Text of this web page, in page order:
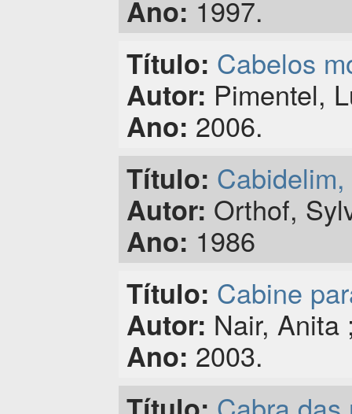
Ano: 1997.
Título: Cabelos
Autor: Pimentel,
Ano: 2006.
Título:
Autor: Orthof,
Ano: 1986
Título: Cabine
Autor: Nair, Anita
Ano: 2003.